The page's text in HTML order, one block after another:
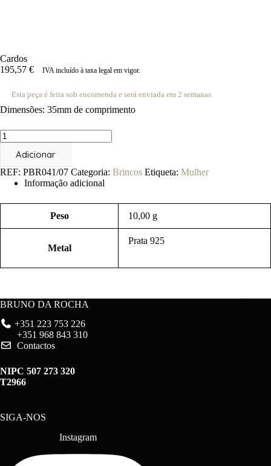
Cardos
195,57 € IVA incluído à taxa legal em vigor.
Esta peça é feita sob encomenda e será enviada em 2 semanas.
Dimensões: 35mm de comprimento
Quantidade
de
CardosAdicionar
REF: PBR041/07 Categoria: Brincos Etiqueta: Mulher
Informação adicional
Peso 10,00 g
Metal
Prata 925
BRUNO DA ROCHA
+351 223 753 226
+351 968 843 310
Contactos
NIPC 507 273 320
T2966
SIGA-NOS
Instagram